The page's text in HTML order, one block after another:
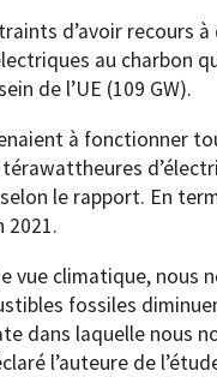
d’avoir recours
au charbon
de l’UE (109 GW).
à fonctionner
le rapport. En
2021.
vue climatique, nous
fossiles
dans laquelle nous
l’auteure de